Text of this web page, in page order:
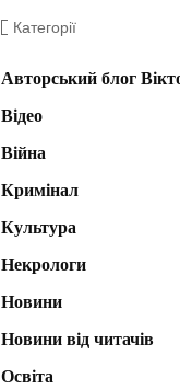
Категорії
Авторський блог
Відео
Війна
Кримінал
Культура
Некрологи
Новини
Новини від читачів
Освіта